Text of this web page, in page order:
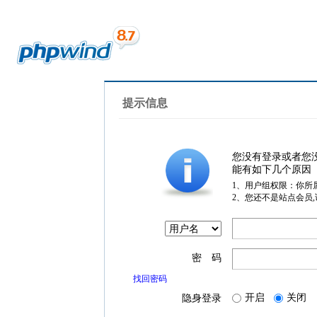
提示信息
您没有登录或者您
能有如下几个原因
1、用户组权限：你所
2、您还不是站点会员
密 码
找回密码
隐身登录 开启 关闭